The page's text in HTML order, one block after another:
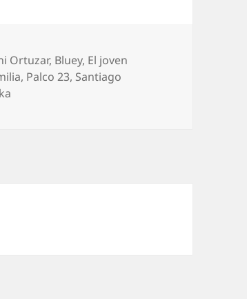
Ortuzar, Bluey, El joven
, Palco 23, Santiago